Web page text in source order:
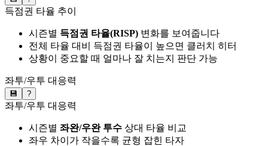
득점권 타율 추이
시즌별 득점권 타율(RISP) 변화를 보여줍니다
전체 타율 대비 득점권 타율이 높으면 클러치 히터
상황이 중요할 때 얼마나 잘 치는지 판단 가능
좌투/우투 대응력
💾 ?
좌투/우투 대응력
시즌별 좌완/우완 투수 상대 타율 비교
좌우 차이가 작을수록 균형 잡힌 타자